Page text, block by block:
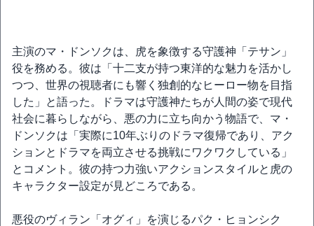
主演のマ・ドンソクは、虎を象徴する守護神「テサン」
役を務める。彼は「十二支が持つ東洋的な魅力を活かし
つつ、世界の視聴者にも響く独創的なヒーロー物を目指
した」と語った。ドラマは守護神たちが人間の姿で現代
社会に暮らしながら、悪の力に立ち向かう物語で、マ・
ドンソクは「実際に10年ぶりのドラマ復帰であり、アク
ションとドラマを両立させる挑戦にワクワクしている」
とコメント。彼の持つ力強いアクションスタイルと虎の
キャラクター設定が見どころである。
悪役のヴィラン「オグィ」を演じるパク・ヒョンシク